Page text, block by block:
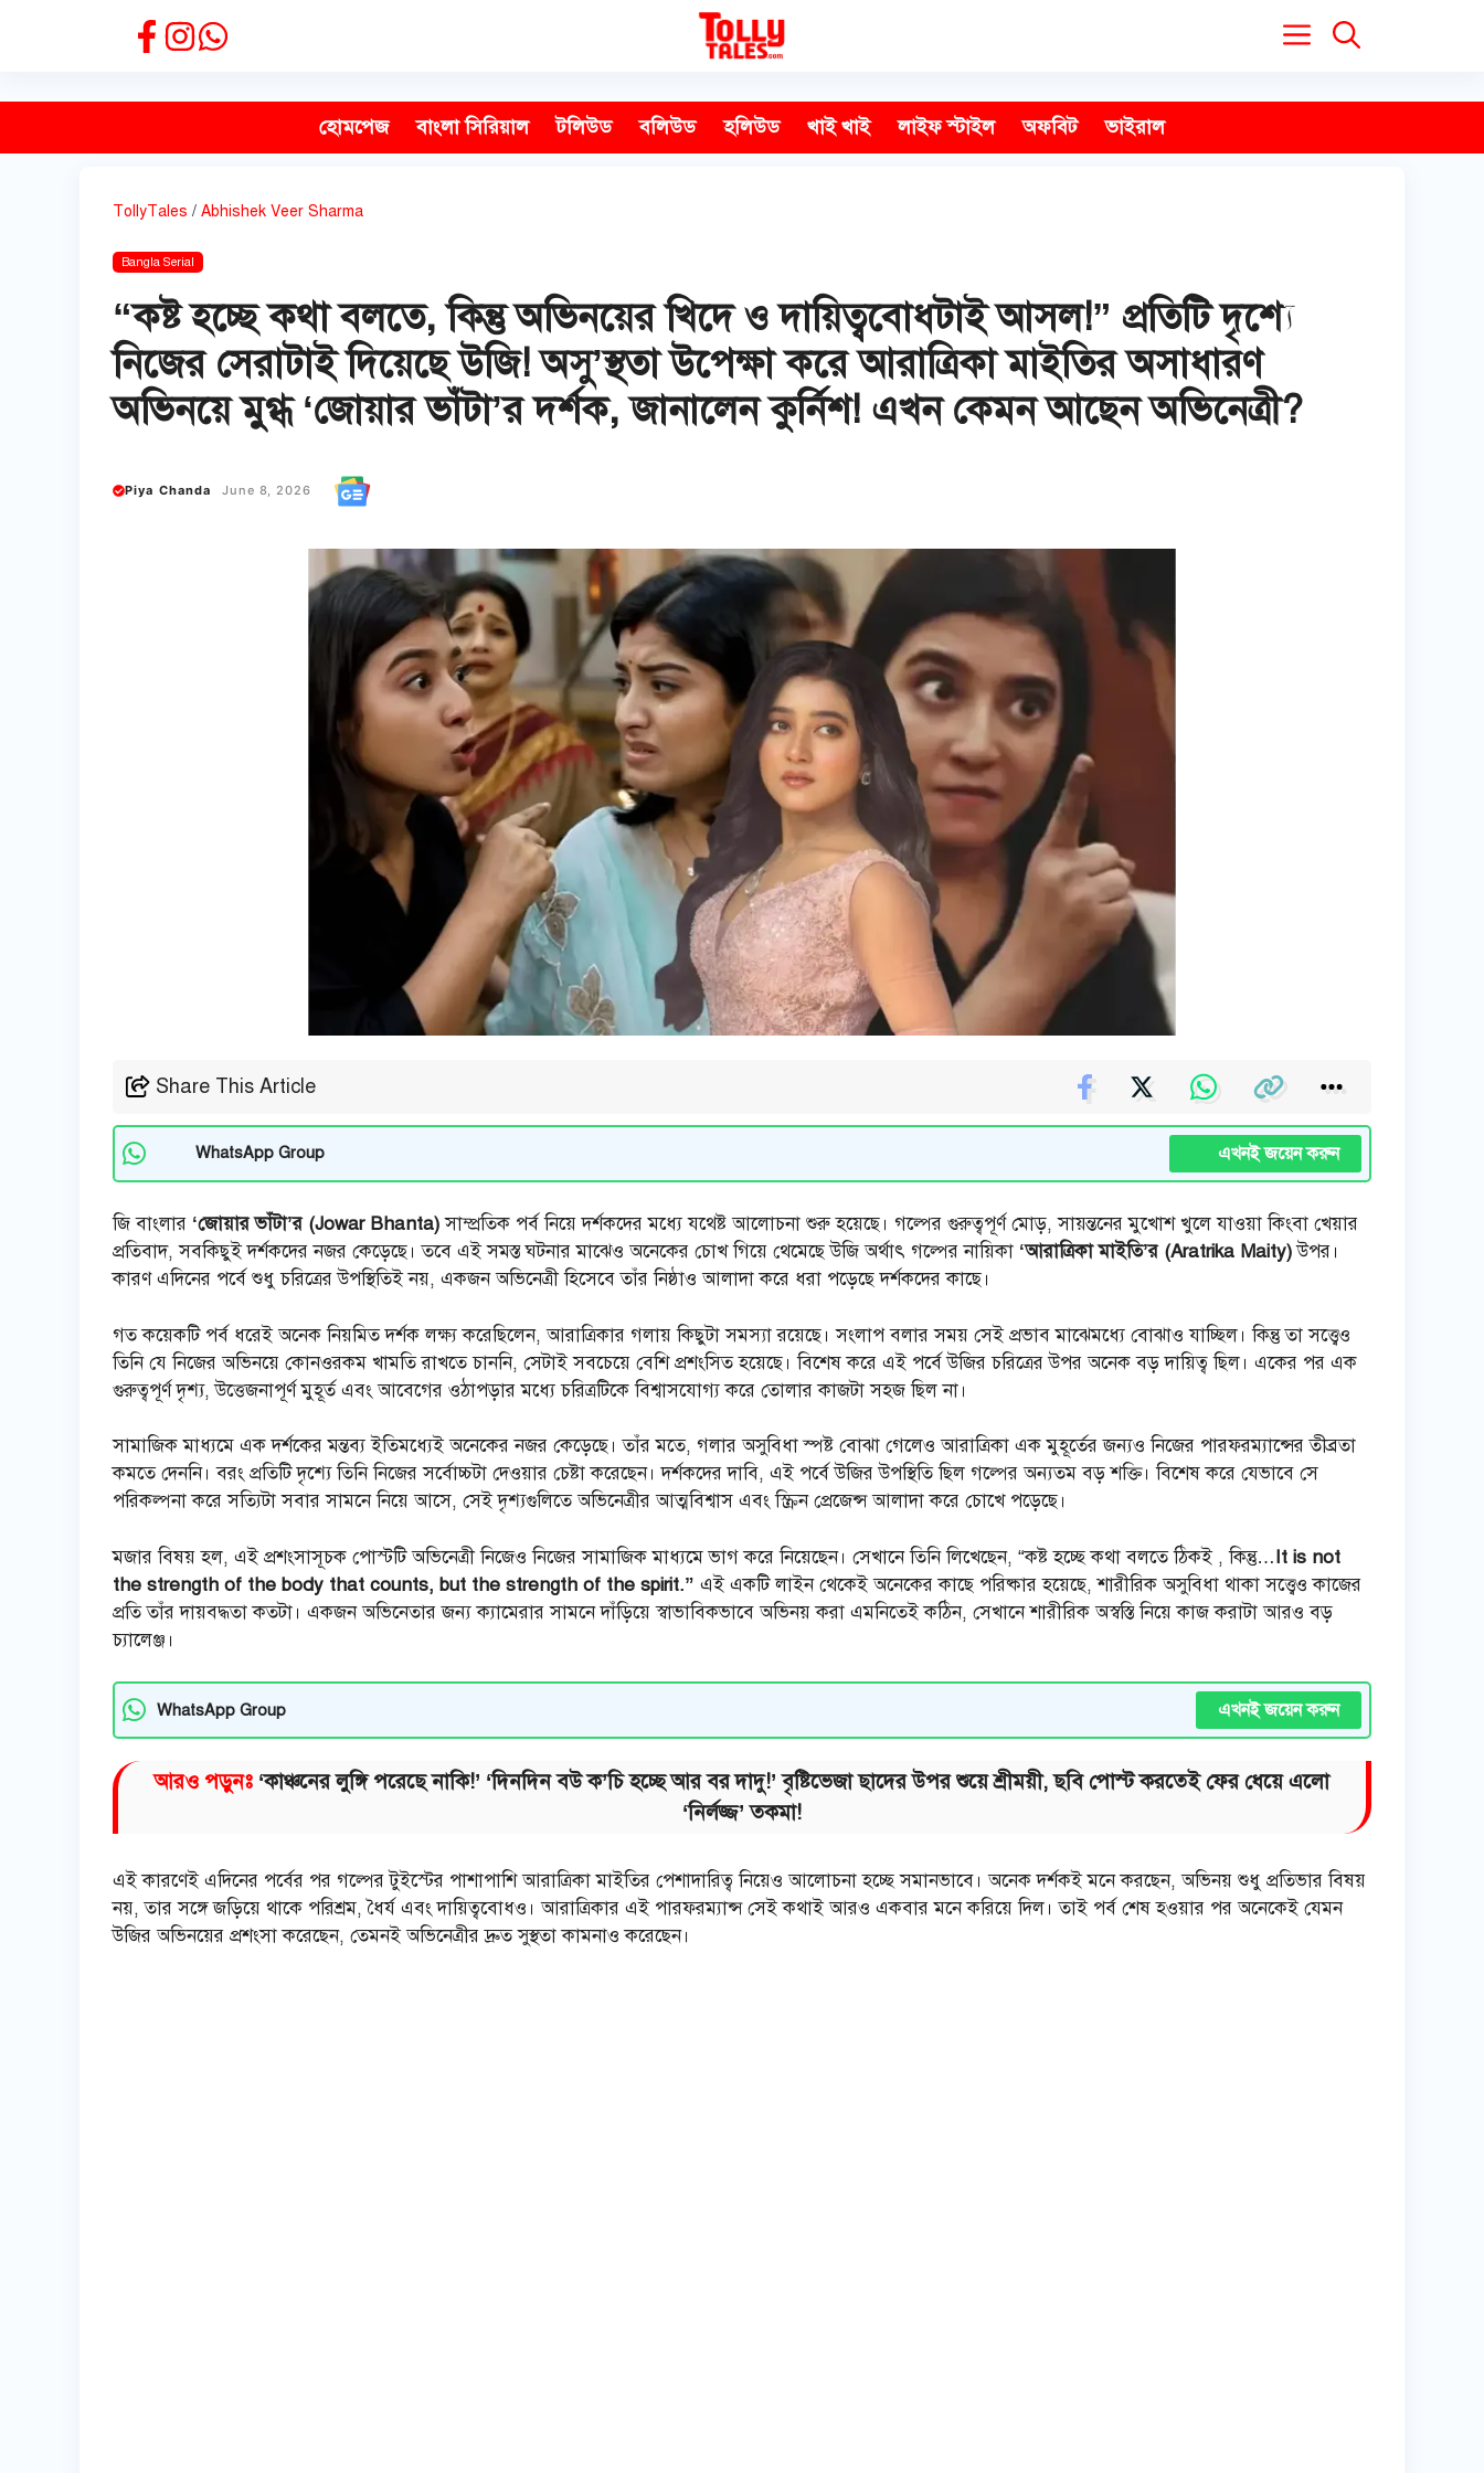
হোমপেজ বাংলা সিরিয়াল টলিউড বলিউড হলিউড খাই খাই লাইফ স্টাইল অফবিট ভাইরাল
TollyTales / Abhishek Veer Sharma
Bangla Serial
“কষ্ট হচ্ছে কথা বলতে, কিন্তু অভিনয়ের খিদে ও দায়িত্ববোধটাই আসল!” প্রতিটি দৃশ্যে
নিজের সেরাটাই দিয়েছে উজি! অসু’স্থতা উপেক্ষা করে আরাত্রিকা মাইতির অসাধারণ
অভিনয়ে মুগ্ধ ‘জোয়ার ভাঁটা’র দর্শক, জানালেন কুর্নিশ! এখন কেমন আছেন অভিনেত্রী?
Piya Chanda June 8, 2026
Share This Article
WhatsApp Group এখনই জয়েন করুন
জি বাংলার ‘জোয়ার ভাঁটা’র (Jowar Bhanta)সাম্প্রতিক পর্ব নিয়ে দর্শকদের মধ্যে যথেষ্ট আলোচনা শুরু হয়েছে। গল্পের গুরুত্বপূর্ণ মোড়, সায়ন্তনের মুখোশ খুলে যাওয়া কিংবা খেয়ার
প্রতিবাদ, সবকিছুই দর্শকদের নজর কেড়েছে। তবে এই সমস্ত ঘটনার মাঝেও অনেকের চোখ গিয়ে থেমেছে উজি অর্থাৎ গল্পের নায়িকা ‘আরাত্রিকা মাইতি’র (Aratrika Maity)উপর।
কারণ এদিনের পর্বে শুধু চরিত্রের উপস্থিতিই নয়, একজন অভিনেত্রী হিসেবে তাঁর নিষ্ঠাও আলাদা করে ধরা পড়েছে দর্শকদের কাছে।
গত কয়েকটি পর্ব ধরেই অনেক নিয়মিত দর্শক লক্ষ্য করেছিলেন, আরাত্রিকার গলায় কিছুটা সমস্যা রয়েছে। সংলাপ বলার সময় সেই প্রভাব মাঝেমধ্যে বোঝাও যাচ্ছিল। কিন্তু তা সত্ত্বেও
তিনি যে নিজের অভিনয়ে কোনওরকম খামতি রাখতে চাননি, সেটাই সবচেয়ে বেশি প্রশংসিত হয়েছে। বিশেষ করে এই পর্বে উজির চরিত্রের উপর অনেক বড় দায়িত্ব ছিল। একের পর এক
গুরুত্বপূর্ণ দৃশ্য, উত্তেজনাপূর্ণ মুহূর্ত এবং আবেগের ওঠাপড়ার মধ্যে চরিত্রটিকে বিশ্বাসযোগ্য করে তোলার কাজটা সহজ ছিল না।
সামাজিক মাধ্যমে এক দর্শকের মন্তব্য ইতিমধ্যেই অনেকের নজর কেড়েছে। তাঁর মতে, গলার অসুবিধা স্পষ্ট বোঝা গেলেও আরাত্রিকা এক মুহূর্তের জন্যও নিজের পারফরম্যান্সের তীব্রতা
কমতে দেননি। বরং প্রতিটি দৃশ্যে তিনি নিজের সর্বোচ্চটা দেওয়ার চেষ্টা করেছেন। দর্শকদের দাবি, এই পর্বে উজির উপস্থিতি ছিল গল্পের অন্যতম বড় শক্তি। বিশেষ করে যেভাবে সে
পরিকল্পনা করে সত্যিটা সবার সামনে নিয়ে আসে, সেই দৃশ্যগুলিতে অভিনেত্রীর আত্মবিশ্বাস এবং স্ক্রিন প্রেজেন্স আলাদা করে চোখে পড়েছে।
মজার বিষয় হল, এই প্রশংসাসূচক পোস্টটি অভিনেত্রী নিজেও নিজের সামাজিক মাধ্যমে ভাগ করে নিয়েছেন। সেখানে তিনি লিখেছেন, “কষ্ট হচ্ছে কথা বলতে ঠিকই , কিন্তু…It is not
the strength of the body that counts, but the strength of the spirit.” এই একটি লাইন থেকেই অনেকের কাছে পরিষ্কার হয়েছে, শারীরিক অসুবিধা থাকা সত্ত্বেও কাজের
প্রতি তাঁর দায়বদ্ধতা কতটা। একজন অভিনেতার জন্য ক্যামেরার সামনে দাঁড়িয়ে স্বাভাবিকভাবে অভিনয় করা এমনিতেই কঠিন, সেখানে শারীরিক অস্বস্তি নিয়ে কাজ করাটা আরও বড়
চ্যালেঞ্জ।
WhatsApp Group এখনই জয়েন করুন
আরও পড়ুনঃ ‘কাঞ্চনের লুঙ্গি পরেছে নাকি!’ ‘দিনদিন বউ ক’চি হচ্ছে আর বর দাদু!’ বৃষ্টিভেজা ছাদের উপর শুয়ে শ্রীময়ী, ছবি পোস্ট করতেই ফের ধেয়ে এলো
‘নির্লজ্জ’ তকমা!
এই কারণেই এদিনের পর্বের পর গল্পের টুইস্টের পাশাপাশি আরাত্রিকা মাইতির পেশাদারিত্ব নিয়েও আলোচনা হচ্ছে সমানভাবে। অনেক দর্শকই মনে করছেন, অভিনয় শুধু প্রতিভার বিষয়
নয়, তার সঙ্গে জড়িয়ে থাকে পরিশ্রম, ধৈর্য এবং দায়িত্ববোধও। আরাত্রিকার এই পারফরম্যান্স সেই কথাই আরও একবার মনে করিয়ে দিল। তাই পর্ব শেষ হওয়ার পর অনেকেই যেমন
উজির অভিনয়ের প্রশংসা করেছেন, তেমনই অভিনেত্রীর দ্রুত সুস্থতা কামনাও করেছেন।